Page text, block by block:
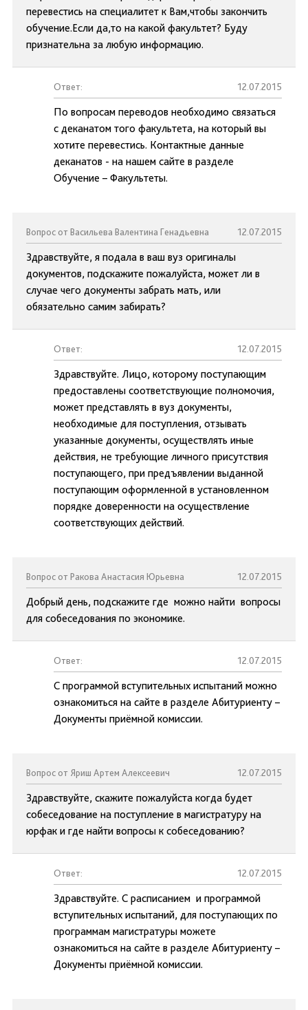
перевестись на специалитет к Вам,чтобы закончить
обучение.Если да,то на какой факультет? Буду
признательна за любую информацию.
Ответ: 12.07.2015
По вопросам переводов необходимо связаться
с деканатом того факультета, на который вы
хотите перевестись. Контактные данные
деканатов - на нашем сайте в разделе
Обучение – Факультеты.
Вопрос от Васильева Валентина Генадьевна 12.07.2015
Здравствуйте, я подала в ваш вуз оригиналы
документов, подскажите пожалуйста, может ли в
случае чего документы забрать мать, или
обязательно самим забирать?
Ответ: 12.07.2015
Здравствуйте. Лицо, которому поступающим
предоставлены соответствующие полномочия,
может представлять в вуз документы,
необходимые для поступления, отзывать
указанные документы, осуществлять иные
действия, не требующие личного присутствия
поступающего, при предъявлении выданной
поступающим оформленной в установленном
порядке доверенности на осуществление
соответствующих действий.
Вопрос от Ракова Анастасия Юрьевна 12.07.2015
Добрый день, подскажите где можно найти вопросы
для собеседования по экономике.
Ответ: 12.07.2015
С программой вступительных испытаний можно
ознакомиться на сайте в разделе Абитуриенту –
Документы приёмной комиссии.
Вопрос от Яриш Артем Алексеевич 12.07.2015
Здравствуйте, скажите пожалуйста когда будет
собеседование на поступление в магистратуру на
юрфак и где найти вопросы к собеседованию?
Ответ: 12.07.2015
Здравствуйте. С расписанием и программой
вступительных испытаний, для поступающих по
программам магистратуры можете
ознакомиться на сайте в разделе Абитуриенту –
Документы приёмной комиссии.